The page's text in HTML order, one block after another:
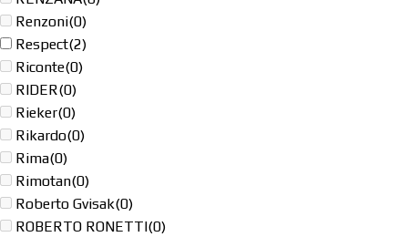
Renzoni(0)
Respect(2)
Riconte(0)
RIDER(0)
Rieker(0)
Rikardo(0)
Rima(0)
Rimotan(0)
Roberto Gvisak(0)
ROBERTO RONETTI(0)